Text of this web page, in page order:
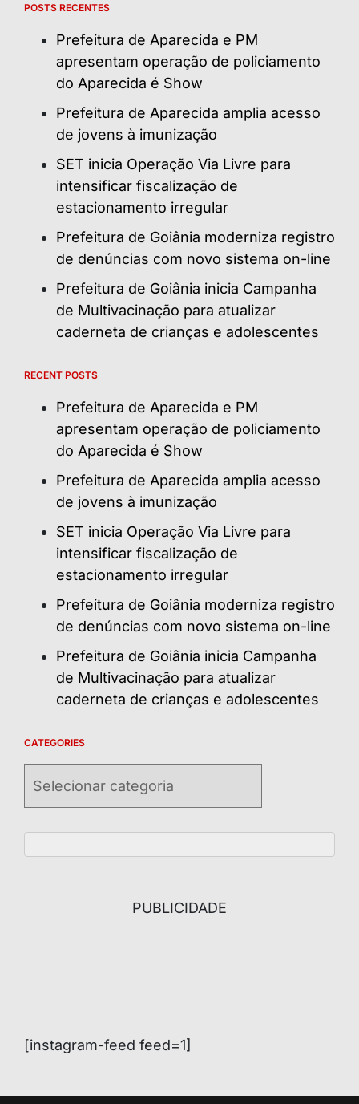
POSTS RECENTES
Prefeitura de Aparecida e PM
apresentam operação de policiamento
do Aparecida é Show
Prefeitura de Aparecida amplia acesso
de jovens à imunização
SET inicia Operação Via Livre para
intensificar fiscalização de
estacionamento irregular
Prefeitura de Goiânia moderniza registro
de denúncias com novo sistema on-line
Prefeitura de Goiânia inicia Campanha
de Multivacinação para atualizar
caderneta de crianças e adolescentes
RECENT POSTS
Prefeitura de Aparecida e PM
apresentam operação de policiamento
do Aparecida é Show
Prefeitura de Aparecida amplia acesso
de jovens à imunização
SET inicia Operação Via Livre para
intensificar fiscalização de
estacionamento irregular
Prefeitura de Goiânia moderniza registro
de denúncias com novo sistema on-line
Prefeitura de Goiânia inicia Campanha
de Multivacinação para atualizar
caderneta de crianças e adolescentes
CATEGORIES
PUBLICIDADE
[instagram-feed feed=1]